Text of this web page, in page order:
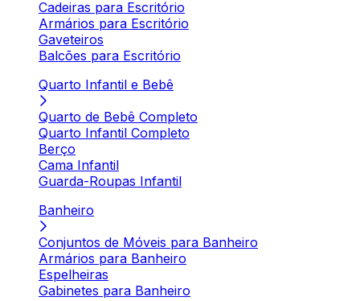
Cadeiras para Escritório
Armários para Escritório
Gaveteiros
Balcões para Escritório
Quarto Infantil e Bebê
Quarto de Bebê Completo
Quarto Infantil Completo
Berço
Cama Infantil
Guarda-Roupas Infantil
Banheiro
Conjuntos de Móveis para Banheiro
Armários para Banheiro
Espelheiras
Gabinetes para Banheiro